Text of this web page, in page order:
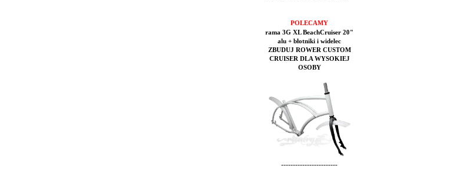
POLECAMY
rama 3G XL BeachCruiser 20"
alu + błotniki i widelec
ZBUDUJ ROWER CUSTOM
CRUISER DLA WYSOKIEJ
OSOBY
------------------------